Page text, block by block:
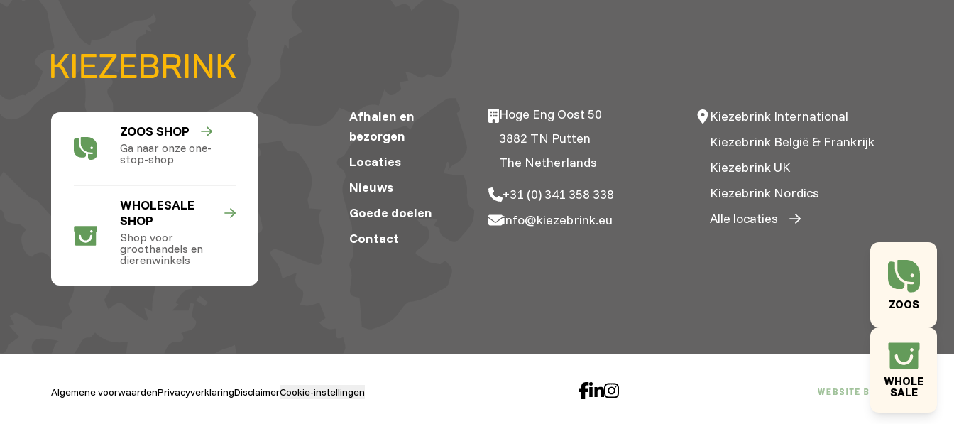
ZOOS
WHOLE
SALE
ZOOS SHOP
Ga naar onze one-
stop-shop
WHOLESALE
SHOP
Shop voor
groothandels en
dierenwinkels
Afhalen en
bezorgen
Locaties
Nieuws
Goede doelen
Contact
Hoge Eng Oost 50
3882 TN Putten
The Netherlands
+31 (0) 341 358 338
info@kiezebrink.eu
Kiezebrink International
Kiezebrink België & Frankrijk
Kiezebrink UK
Kiezebrink Nordics
Alle locaties
Algemene voorwaardenPrivacyverklaringDisclaimerCookie-instellingen